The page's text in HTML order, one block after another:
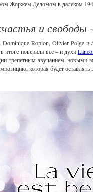
Жоржем Деломом в далеком
и свободы
Ropion, Olivier Polge и
итоге поверили все – и духи
трепетным звучанием, новыми
которая будет